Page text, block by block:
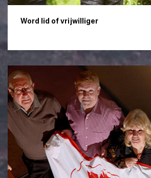
Word lid of vrijwilliger